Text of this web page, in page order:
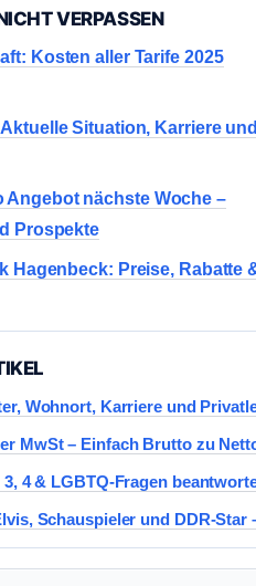
VERPASSEN
Kosten aller Tarife 2025
Situation, Karriere
Angebot nächste Woche –
Prospekte
Hagenbeck: Preise, Rabatte
Wohnort, Karriere und
MwSt – Einfach Brutto zu
4 & LGBTQ-Fragen
Schauspieler und DDR-Star